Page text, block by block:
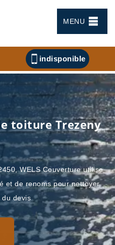
MENU
indisponible
toiture Trezeny
WELS Couverture utilise
et de renoms pour nettoyer
du devis